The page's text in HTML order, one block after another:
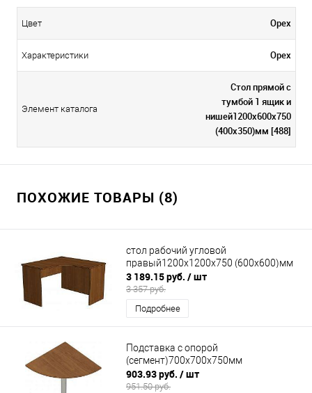
Цвет Орех
Характеристики Орех
Элемент каталога
Стол прямой с
тумбой 1 ящик и
нишей1200х600х750
(400х350)мм [488]
ПОХОЖИЕ ТОВАРЫ (8)
стол рабочий угловой
правый1200х1200х750 (600х600)мм
3 189.15 руб. / шт
3 357 руб.
Подробнее
Подставка с опорой
(сегмент)700х700х750мм
903.93 руб. / шт
951.50 руб.